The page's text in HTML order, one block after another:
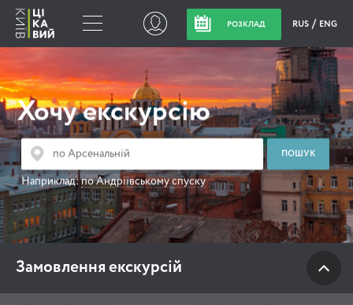
РОЗКЛАД RUS ENG
Хочу екскурсію
Наприклад:по Андріївському спуску
Замовлення екскурсій
Замовлення
екскурсій
+380 44 333-68-68
+380 68 121-44-58
tour@interesniy.kiev.ua
з 10.00 до 19:30 щоденно